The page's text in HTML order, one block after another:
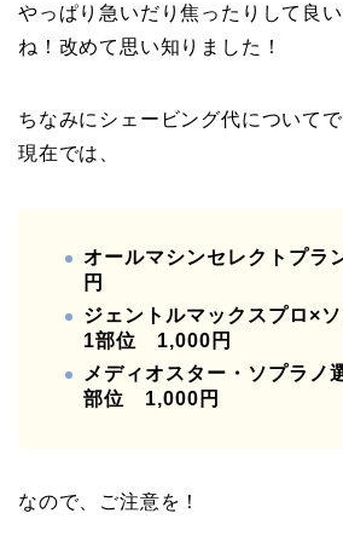
やっぱり急いだり焦ったりして良
ね！改めて思い知りました！
ちなみにシェービング代について
現在では、
オールマシンセレクトプ
円
ジェントルマックスプロ×ソ
1部位 1,000円
メディオスター・ソプラノ
部位 1,000円
なので、ご注意を！